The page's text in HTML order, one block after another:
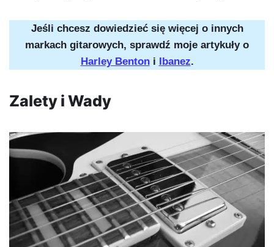
Jeśli chcesz dowiedzieć się więcej o innych
markach gitarowych, sprawdź moje artykuły o
Harley Bentoni Ibanez.
Zalety i Wady